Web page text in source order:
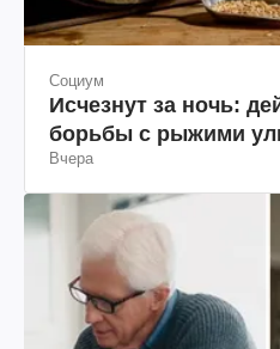
Социум
Исчезнут за ночь:
борьбы с рыжими
Вчера